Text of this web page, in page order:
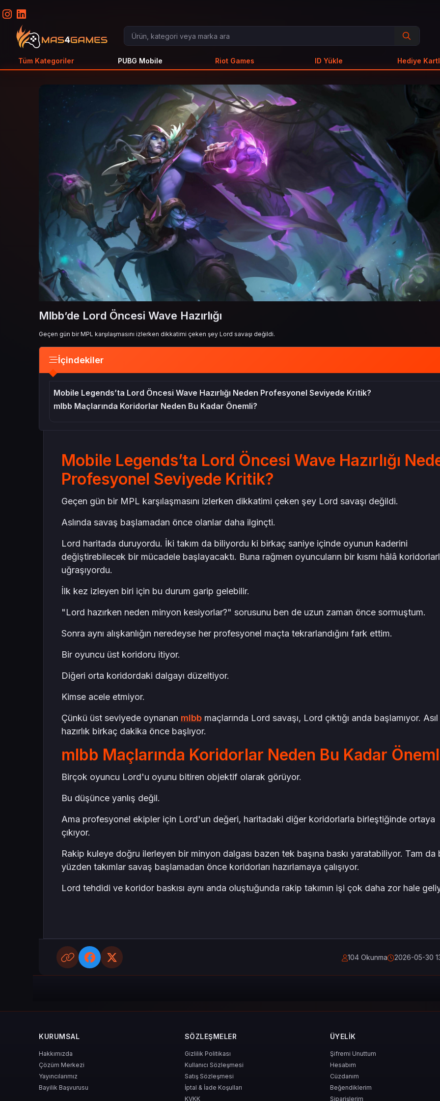
Tüm Kategoriler PUBG Mobile Riot Games ID Yükle Hediye
Mlbb’de Lord Öncesi Wave Hazırlığı
Geçen gün bir MPL karşılaşmasını izlerken dikkatimi çeken şey Lord savaşı değildi.
İçindekiler
Mobile Legends’ta Lord Öncesi Wave Hazırlığı Neden Profesyonel Seviyede Kritik?
mlbb Maçlarında Koridorlar Neden Bu Kadar Önemli?
Mobile Legends’ta Lord Öncesi Wave Hazırlığı
Profesyonel Seviyede Kritik?
Geçen gün bir MPL karşılaşmasını izlerken dikkatimi çeken şey Lord savaşı değildi.
Aslında savaş başlamadan önce olanlar daha ilginçti.
Lord haritada duruyordu. İki takım da biliyordu ki birkaç saniye içinde oyunun kaderini
değiştirebilecek bir mücadele başlayacaktı. Buna rağmen oyuncuların bir kısmı hâlâ
uğraşıyordu.
İlk kez izleyen biri için bu durum garip gelebilir.
"Lord hazırken neden minyon kesiyorlar?" sorusunu ben de uzun zaman önce sormuştum.
Sonra aynı alışkanlığın neredeyse her profesyonel maçta tekrarlandığını fark ettim.
Bir oyuncu üst koridoru itiyor.
Diğeri orta koridordaki dalgayı düzeltiyor.
Kimse acele etmiyor.
Çünkü üst seviyede oynanan mlbbmaçlarında Lord savaşı, Lord çıktığı anda başlamıyor. Asıl
hazırlık birkaç dakika önce başlıyor.
mlbb Maçlarında Koridorlar Neden Bu Kadar
Birçok oyuncu Lord'u oyunu bitiren objektif olarak görüyor.
Bu düşünce yanlış değil.
Ama profesyonel ekipler için Lord'un değeri, haritadaki diğer koridorlarla birleştiğinde ortaya
çıkıyor.
Rakip kuleye doğru ilerleyen bir minyon dalgası bazen tek başına baskı yaratabiliyor. Tam da
yüzden takımlar savaş başlamadan önce koridorları hazırlamaya çalışıyor.
Lord tehdidi ve koridor baskısı aynı anda oluştuğunda rakip takımın işi çok daha zor hale
104 Okunma 2026-05-30
KURUMSAL
Hakkımızda
Çözüm Merkezi
Yayıncılarımız
Bayilik Başvurusu
SÖZLEŞMELER
Gizlilik Politikası
Kullanıcı Sözleşmesi
Satış Sözleşmesi
İptal & İade Koşulları
KVKK
ÜYELIK
Şifremi Unuttum
Hesabım
Cüzdanım
Beğendiklerim
Siparişlerim